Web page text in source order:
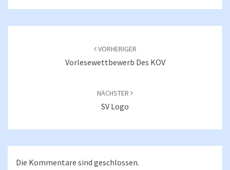
VORHERIGER
Vorlesewettbewerb Des KOV
NÄCHSTER
SV Logo
Die Kommentare sind geschlossen.